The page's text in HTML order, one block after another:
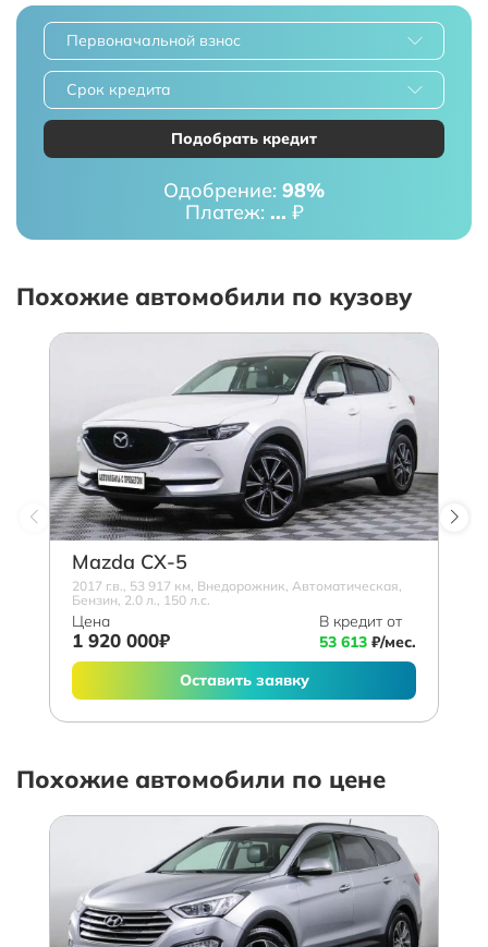
Первоначальной взнос
Срок кредита
Подобрать кредит
Одобрение: 98%
Платеж: ... ₽
Похожие автомобили по кузову
Mazda СХ-5
2017 г.в., 53 917 км, Внедорожник, Автоматическая,
Бензин, 2.0 л., 150 л.с.
Цена
1 920 000₽
В кредит от
53 613 ₽/мес.
Оставить заявку
Похожие автомобили по цене